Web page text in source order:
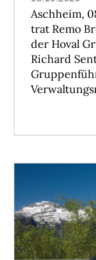
Aschheim,
trat Remo
der Hoval
Richard